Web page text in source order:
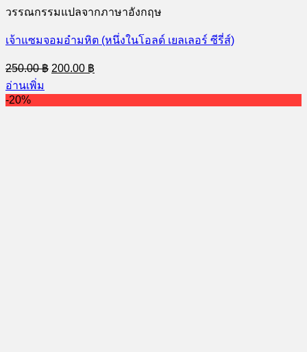
วรรณกรรมแปลจากภาษาอังกฤษ
เจ้าแซมจอมอำมหิต (หนึ่งในโอลด์ เยลเลอร์ ซีรี่ส์)
250.00฿ Original
price
250.00 ฿.
200.00 ฿
price
200.00 ฿.
อ่านเพิ่ม
-20%